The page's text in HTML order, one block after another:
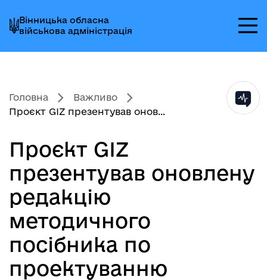
до
головного
меню
до
головного
вмісту
до
головного
колонтитула
Вінницька обласна
військова адміністрація
Головна
Важливо
Проєкт GIZ презентував онов...
Проєкт GIZ
презентував оновлену
редакцію
методичного
посібника по
проектуванню